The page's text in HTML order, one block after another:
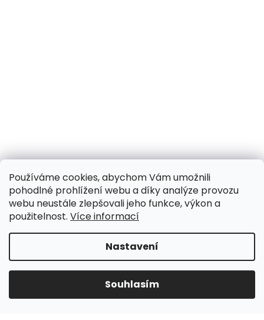
Používáme cookies, abychom Vám umožnili
pohodlné prohlížení webu a díky analýze provozu
webu neustále zlepšovali jeho funkce, výkon a
použitelnost. Více informací
Nastavení
Souhlasím
31.7.-8.8. DOVOLENÁ, objednávky a dotazy vyřídíme
po dovolené. Během dovolené nevyřizujeme